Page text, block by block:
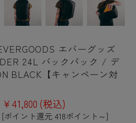
エバーグッズ
24L バックパック / デ
BLACK【キャンペーン対
¥41,800 (税込)
[ポイント還元 418ポイント～]